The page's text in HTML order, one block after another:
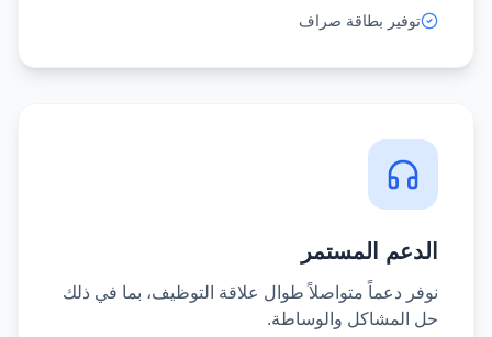
توفير بطاقة صراف
الدعم المستمر
نوفر دعماً متواصلاً طوال علاقة التوظيف، بما في ذلك
حل المشاكل والوساطة.